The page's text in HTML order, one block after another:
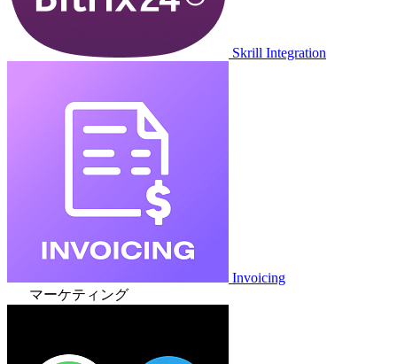
Skrill Integration
Invoicing
マーケティング